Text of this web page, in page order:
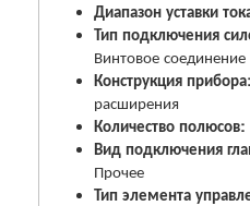
Диапазон уставки
Тип подключения
Винтовое соединение
Конструкция прибора:
расширения
Количество полюсов:
Вид подключения
Прочее
Тип элемента